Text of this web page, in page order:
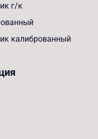
г/к
калиброванный